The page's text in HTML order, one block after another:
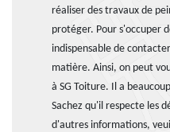
réaliser des travaux de
protéger. Pour s'occuper
indispensable de
matière. Ainsi, on peut
à SG Toiture. Il a
Sachez qu'il respecte les
d'autres informations,